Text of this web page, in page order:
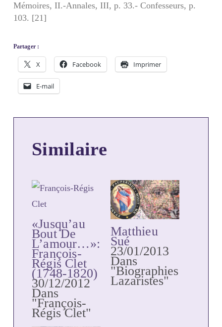
Mémoires, II.-Annales, III, p. 33.- Confesseurs, p.
103. [21]
Partager :
X Facebook Imprimer
E-mail
Similaire
«Jusqu’au
Bout De
L’amour…»:
François-
Régis Clet
(1748-1820)
30/12/2012
Dans
"François-
Régis Clet"
Matthieu
Sué
23/01/2013
Dans
"Biographies
Lazaristes"